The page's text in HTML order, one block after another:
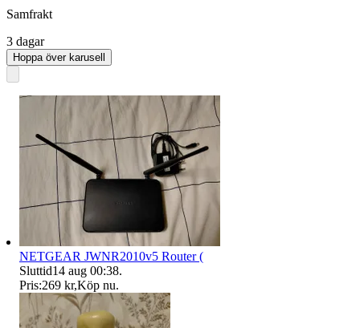
Samfrakt
3 dagar
Hoppa över karusell
NETGEAR JWNR2010v5 Router (
Sluttid14 aug 00:38.
Pris:269 kr,Köp nu.